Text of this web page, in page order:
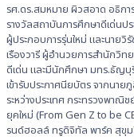
รศ.ดร.สมหมาย ผิวสอาด อธิก
รางวัลสถาบันการศึกษาดีเด่นป
ผู้ประกอบการรุ่นใหม่ และนายวิ
เรืองวารี ผู้อำนวยการสำนักวิท
ดีเด่น และมีนักศึกษา มทร.ธัญบุ
เข้ารับประกาศนียบัตร จากนาย
ระหว่างประเทศ กระทรวงพาณิ
ยุคใหม่ (From Gen Z to be
รนด์ฮอลล์ ทรูดิจิทัล พาร์ค สุขุ